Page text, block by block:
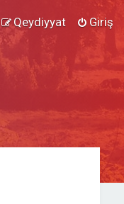
Giriş
Qeydiyyat